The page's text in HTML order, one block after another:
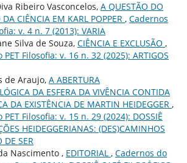
Ribeiro Vasconcelos, A QUESTÃO DO
DA CIÊNCIA EM KARL POPPER , Cadernos
v. 4 n. 7 (2013): VARIA
Silva de Souza, CIÊNCIA E EXCLUSÃO ,
Filosofia: v. 16 n. 32 (2025): ARTIGOS
de Araujo, A ABERTURA
DA ESFERA DA VIVÊNCIA CONTIDA
DA EXISTÊNCIA DE MARTIN HEIDEGGER ,
Filosofia: v. 15 n. 29 (2024): DOSSIÊ
HEIDEGGERIANAS: (DES)CAMINHOS
DE SER
Nascimento , EDITORIAL , Cadernos do